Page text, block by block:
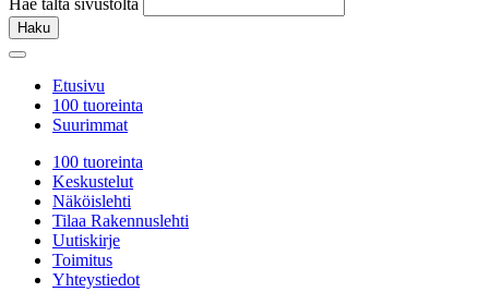
Hae tältä sivustolta
Haku
Etusivu
100 tuoreinta
Suurimmat
100 tuoreinta
Keskustelut
Näköislehti
Tilaa Rakennuslehti
Uutiskirje
Toimitus
Yhteystiedot